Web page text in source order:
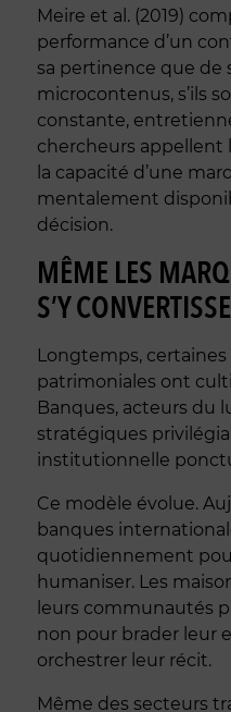
Meire et al. (2019)
performance d’un
sa pertinence que de
microcontenus, s’ils
constante,
chercheurs appellent
la capacité d’une
mentalement
décision.
MÊME LES
S’Y
Longtemps,
patrimoniales ont
Banques, acteurs du
stratégiques
institutionnelle
Ce modèle évolue.
banques
quotidiennement
humaniser. Les
leurs communautés
non pour brader leur
orchestrer leur récit.
Même des secteurs